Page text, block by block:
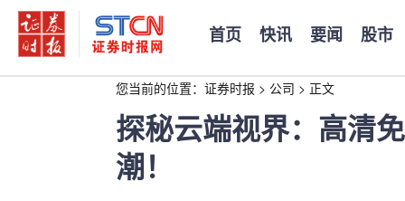
首页 快讯 要闻 股市
您当前的位置： 证券时报 > 公司 > 正文
探秘云端视界：高清
潮！